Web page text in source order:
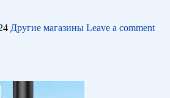
Другие магазины Leave a comment